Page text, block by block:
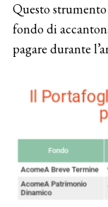
Questo
fondo di
pagare durante